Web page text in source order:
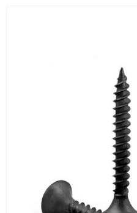
Contactos
Entrar /